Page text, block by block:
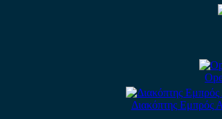
Διακόπτης Εμπρός